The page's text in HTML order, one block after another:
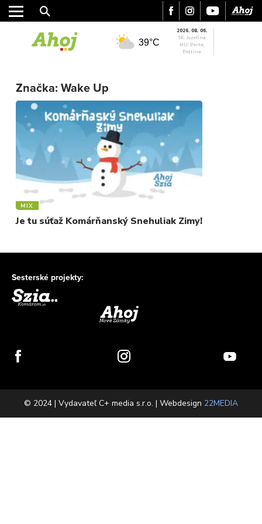
KULTÚRA
FOTKY
VIDEO
39°C
2026. 08. 06.
SK: Jozefína
HU: Berta,
Bettina
Značka: Wake Up
MIX
Je tu súťaž Komárňanský Snehuliak Zimy!
Sesterské projekty:
© 2024 | Vydavateľ C+ media s.r.o. | Webdesign 22MEDIA